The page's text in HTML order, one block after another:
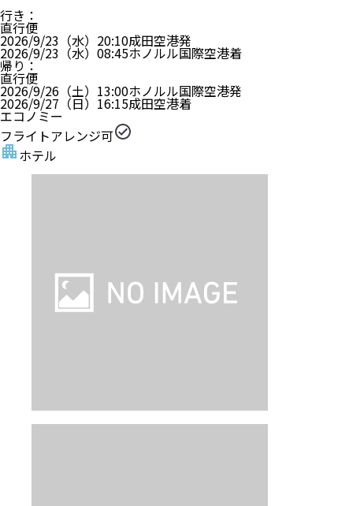
行き ：
直行便
2026/9/23（水） 20:10成田空港発
2026/9/23（水） 08:45ホノルル国際空港着
帰り ：
直行便
2026/9/26（土） 13:00ホノルル国際空港発
2026/9/27（日） 16:15成田空港着
エコノミー
フライトアレンジ可
ホテル